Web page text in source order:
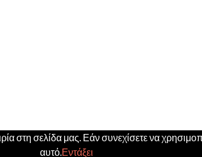
σελίδα μας. Εάν συνεχίσετε να
αυτό.Εντάξει